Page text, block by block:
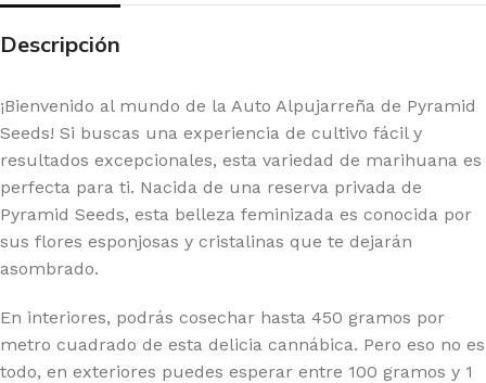
Descripción
¡Bienvenido al mundo de la Auto Alpujarreña de Pyramid
Seeds! Si buscas una experiencia de cultivo fácil y
resultados excepcionales, esta variedad de marihuana es
perfecta para ti. Nacida de una reserva privada de
Pyramid Seeds, esta belleza feminizada es conocida por
sus flores esponjosas y cristalinas que te dejarán
asombrado.
En interiores, podrás cosechar hasta 450 gramos por
metro cuadrado de esta delicia cannábica. Pero eso no es
todo, en exteriores puedes esperar entre 100 gramos y 1